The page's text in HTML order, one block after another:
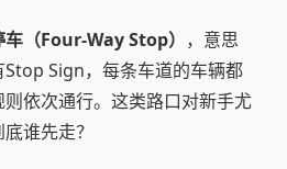
车（Four-Way Stop） ，意思
Sign，每条车道的车辆都
依次通行。这类路口对新手尤
谁先走？